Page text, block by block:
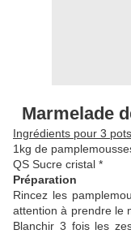
Marmelade
Ingrédients pour 3
1kg de
QS Sucre cristal *
Préparation
Rincez les
attention à prendre le
Blanchir 3 fois les